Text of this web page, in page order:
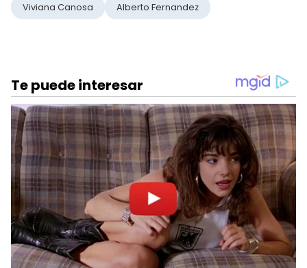
Viviana Canosa Alberto Fernandez